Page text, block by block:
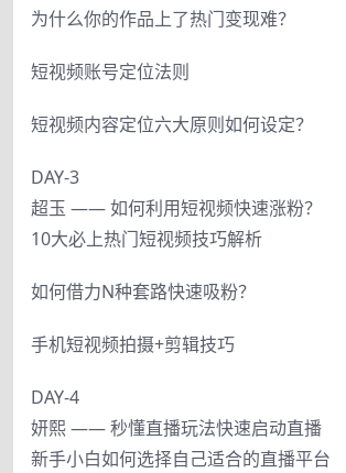
为什么你的作品上了热门变现难？
短视频账号定位法则
短视频内容定位六大原则如何设定？
DAY-3
超玉 —— 如何利用短视频快速涨粉？
10大必上热门短视频技巧解析
如何借力N种套路快速吸粉？
手机短视频拍摄+剪辑技巧
DAY-4
妍熙 —— 秒懂直播玩法快速启动直播
新手小白如何选择自己适合的直播平台